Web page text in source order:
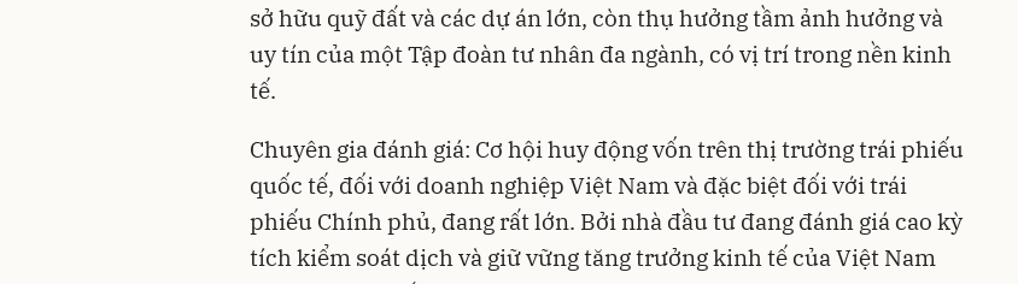
sở hữu quỹ đất và các dự án lớn, còn thụ hưởng tầm ảnh hưởng và
uy tín của một Tập đoàn tư nhân đa ngành, có vị trí trong nền kinh
tế.
Chuyên gia đánh giá: Cơ hội huy động vốn trên thị trường trái phiếu
quốc tế, đối với doanh nghiệp Việt Nam và đặc biệt đối với trái
phiếu Chính phủ, đang rất lớn. Bởi nhà đầu tư đang đánh giá cao kỳ
tích kiểm soát dịch và giữ vững tăng trưởng kinh tế của Việt Nam